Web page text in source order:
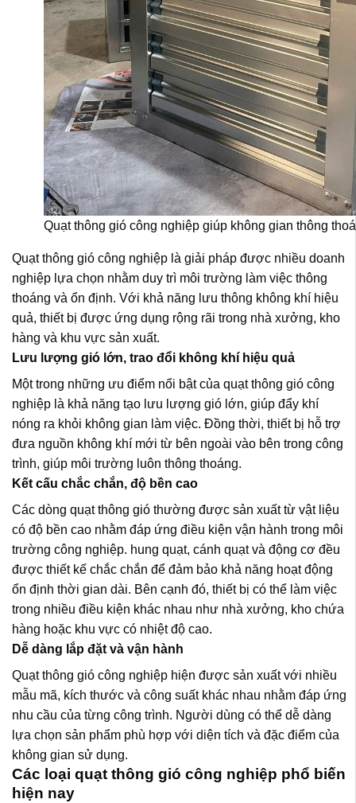
Quạt thông gió công nghiệp giúp không gian thông
Quạt thông gió công nghiệp là giải pháp được nhiều doanh
nghiệp lựa chọn nhằm duy trì môi trường làm việc thông
thoáng và ổn định. Với khả năng lưu thông không khí hiệu
quả, thiết bị được ứng dụng rộng rãi trong nhà xưởng, kho
hàng và khu vực sản xuất.
Lưu lượng gió lớn, trao đổi không khí hiệu quả
Một trong những ưu điểm nổi bật của quạt thông gió công
nghiệp là khả năng tạo lưu lượng gió lớn, giúp đẩy khí
nóng ra khỏi không gian làm việc. Đồng thời, thiết bị hỗ trợ
đưa nguồn không khí mới từ bên ngoài vào bên trong công
trình, giúp môi trường luôn thông thoáng.
Kết cấu chắc chắn, độ bền cao
Các dòng quạt thông gió thường được sản xuất từ vật liệu
có độ bền cao nhằm đáp ứng điều kiện vận hành trong môi
trường công nghiệp. hung quạt, cánh quạt và động cơ đều
được thiết kế chắc chắn để đảm bảo khả năng hoạt động
ổn định thời gian dài. Bên cạnh đó, thiết bị có thể làm việc
trong nhiều điều kiện khác nhau như nhà xưởng, kho chứa
hàng hoặc khu vực có nhiệt độ cao.
Dễ dàng lắp đặt và vận hành
Quạt thông gió công nghiệp hiện được sản xuất với nhiều
mẫu mã, kích thước và công suất khác nhau nhằm đáp ứng
nhu cầu của từng công trình. Người dùng có thể dễ dàng
lựa chọn sản phẩm phù hợp với diện tích và đặc điểm của
không gian sử dụng.
Các loại quạt thông gió công nghiệp phổ biến
hiện nay